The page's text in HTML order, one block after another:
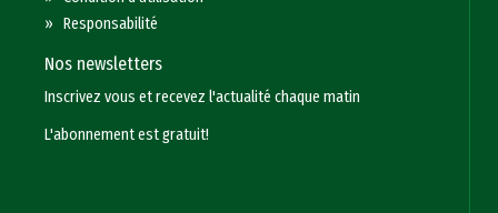
»Responsabilité
Nos newsletters
Inscrivez vous et recevez l'actualité chaque matin
L'abonnement est gratuit!